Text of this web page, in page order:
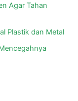
Agar Tahan
Plastik dan Metal